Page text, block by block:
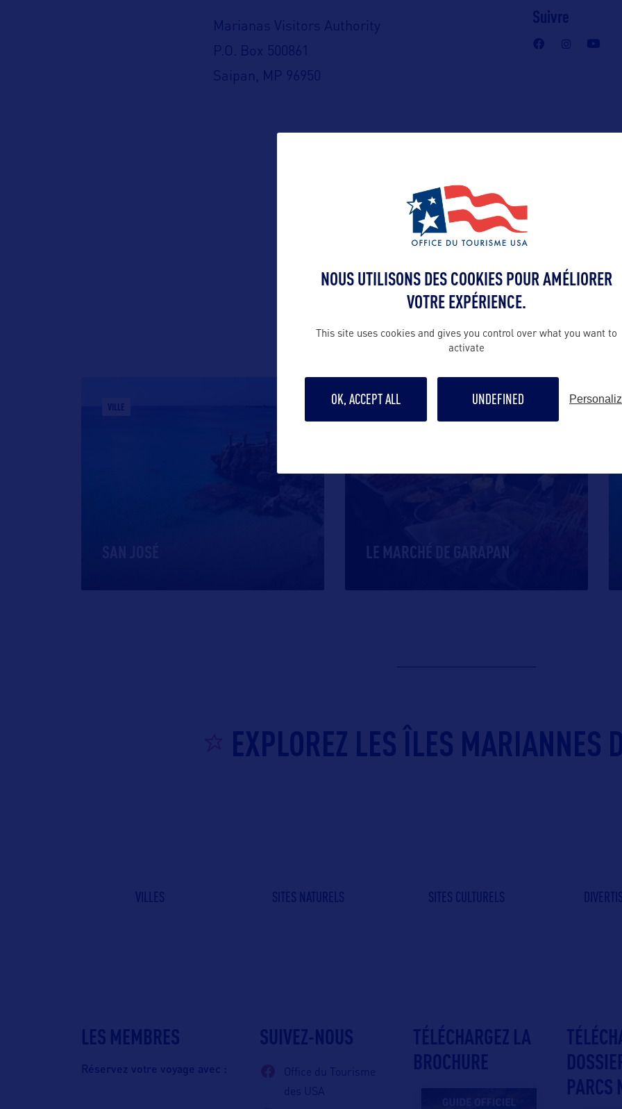
Marianas Visitors Authority
P.O. Box 500861
Saipan, MP 96950
Suivre
DANS LA MÊME CATEGORIE
VILLE SHOPPING
LE MARCHÉ DE GARAPAN
EXPLOREZ LES ÎLES MARIANNES
VILLES SITES NATURELS SITES CULTURELS
LES MEMBRES
Réservez votre voyage avec :
SUIVEZ-NOUS
Office du Tourisme
des USA
TÉLÉCHARGEZ LA
BROCHURE
PARCS
NOUS UTILISONS DES COOKIES POUR AMÉLIORER
VOTRE EXPÉRIENCE.
This site uses cookies and gives you control over what you want to
activate
OK, ACCEPT ALL UNDEFINED